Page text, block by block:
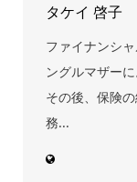
タケイ 啓子
ファイナンシ
ングルマザー
その後、保険
務...